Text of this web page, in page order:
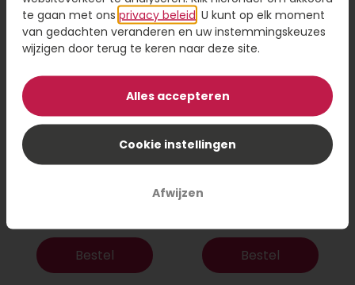
Borrelpakket Movie
Bestel
J. Huchet Chapeau
Bestel
te gaan met ons privacy beleid . U kunt op elk moment
van gedachten veranderen en uw instemmingskeuzes
wijzigen door terug te keren naar deze site.
Alles accepteren
Cookie instellingen
Afwijzen